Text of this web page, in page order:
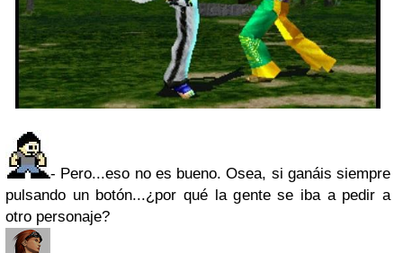
- Pero...eso no es bueno. Osea, si ganáis siempre
pulsando un botón...¿por qué la gente se iba a pedir a
otro personaje?